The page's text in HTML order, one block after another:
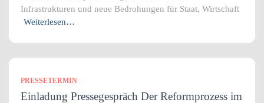
Infrastrukturen und neue Bedrohungen für Staat, Wirtschaft
Weiterlesen…
PRESSETERMIN
Einladung Pressegespräch Der Reformprozess im